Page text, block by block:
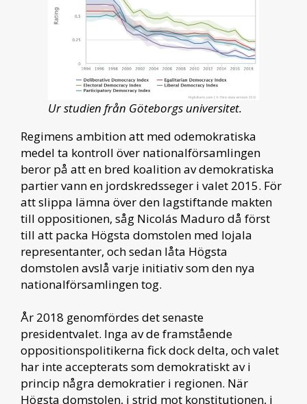
Ur studien från Göteborgs universitet.
Regimens ambition att med odemokratiska
medel ta kontroll över nationalförsamlingen
beror på att en bred koalition av demokratiska
partier vann en jordskredsseger i valet 2015. För
att slippa lämna över den lagstiftande makten
till oppositionen, såg Nicolás Maduro då först
till att packa Högsta domstolen med lojala
representanter, och sedan låta Högsta
domstolen avslå varje initiativ som den nya
nationalförsamlingen tog.
År 2018 genomfördes det senaste
presidentvalet. Inga av de framstående
oppositionspolitikerna fick dock delta, och valet
har inte accepterats som demokratiskt av i
princip några demokratier i regionen. När
Högsta domstolen, i strid mot konstitutionen, i